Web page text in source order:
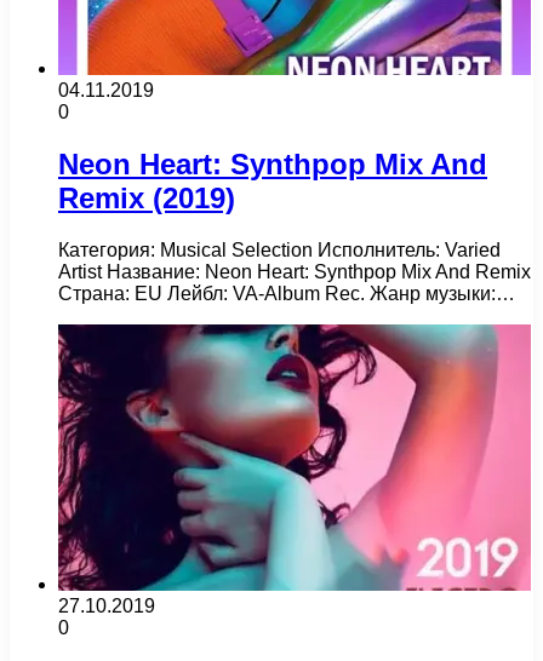
04.11.2019
0
Neon Heart: Synthpop Mix And
Remix (2019)
Категория: Musical Selection Исполнитель: Varied
Artist Название: Neon Heart: Synthpop Mix And Remix
Страна: EU Лейбл: VA-Album Rec. Жанр музыки:…
27.10.2019
0